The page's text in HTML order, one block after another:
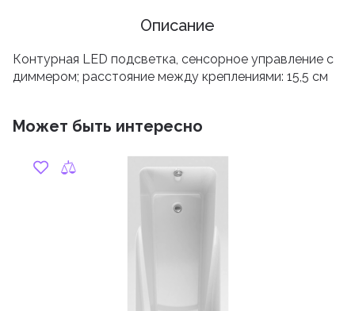
Описание
Контурная LED подсветка, сенсорное управление c
диммером; расстояние между креплениями: 15,5 см
Может быть интересно